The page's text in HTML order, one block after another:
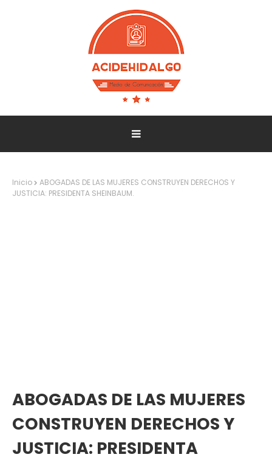
Inicio
ABOGADAS DE LAS MUJERES CONSTRUYEN DERECHOS Y
JUSTICIA: PRESIDENTA SHEINBAUM.
ABOGADAS DE LAS MUJERES
CONSTRUYEN DERECHOS Y
JUSTICIA: PRESIDENTA